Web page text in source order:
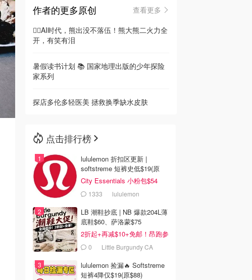
🇳🇿新西兰
作者的更多原创
查看更多
🦸‍♂️AI时代，熊出没不落伍！熊大熊二火力全
开，有笑有泪
暑假读书计划 📚 国家地理出版的少年探险
家系列
探店多伦多轻医美 拯救换季缺水皮肤
点击排行榜
lululemon 折扣区更新 |
softstreme 短裤史低$19(原
$88)
City Essentials 小粉包$54
1333 lululemon
LB 潮鞋抄底 | NB 爆款204L薄
底鞋$60、萨洛蒙$75
2折起+再减$10+免邮！昂跑参
加 0
Little Burgundy CA
lululemon 捡漏🔥 Softstreme
短裤4降仅$19(原$88)